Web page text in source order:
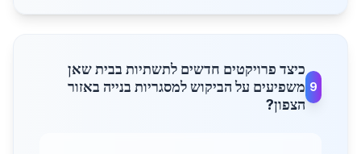
9
כיצד פרויקטים חדשים לתשתיות בבית שאן
משפיעים על הביקוש למסגריות בנייה באזור
הצפון?